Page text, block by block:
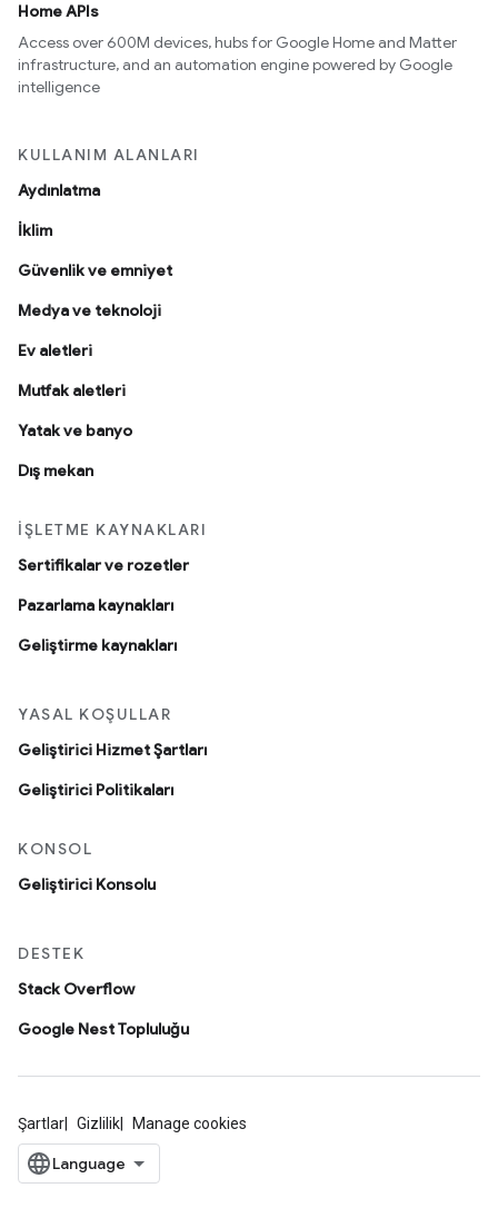
Home APIs
Access over 600M devices, hubs for Google Home and Matter
infrastructure, and an automation engine powered by Google
intelligence
KULLANIM ALANLARI
Aydınlatma
İklim
Güvenlik ve emniyet
Medya ve teknoloji
Ev aletleri
Mutfak aletleri
Yatak ve banyo
Dış mekan
İŞLETME KAYNAKLARI
Sertifikalar ve rozetler
Pazarlama kaynakları
Geliştirme kaynakları
YASAL KOŞULLAR
Geliştirici Hizmet Şartları
Geliştirici Politikaları
KONSOL
Geliştirici Konsolu
DESTEK
Stack Overflow
Google Nest Topluluğu
Şartlar Gizlilik Manage cookies